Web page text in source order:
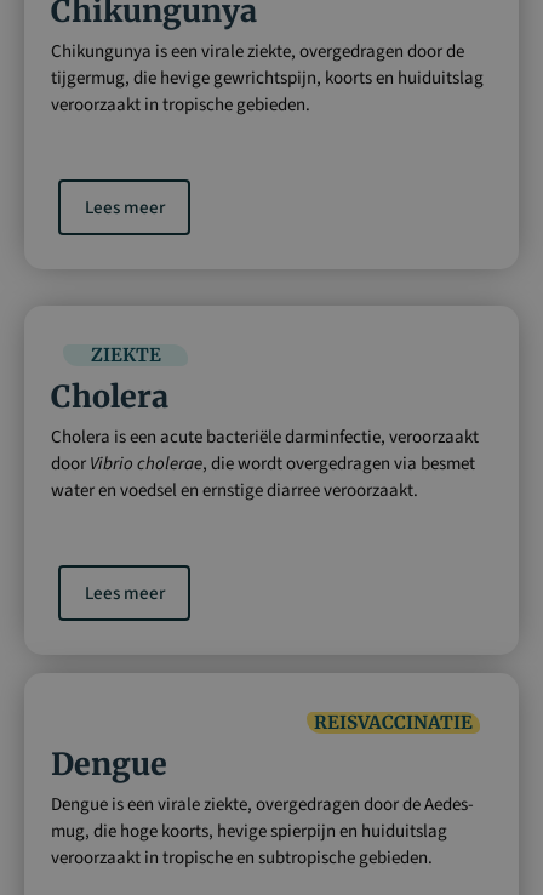
Chikungunya
Chikungunya is een virale ziekte, overgedragen door de
tijgermug, die hevige gewrichtspijn, koorts en huiduitslag
veroorzaakt in tropische gebieden.
Lees meer
ZIEKTE
Cholera
Cholera is een acute bacteriële darminfectie, veroorzaakt
doorVibrio cholerae, die wordt overgedragen via besmet
water en voedsel en ernstige diarree veroorzaakt.
Lees meer
REISVACCINATIE
Dengue
Dengue is een virale ziekte, overgedragen door de Aedes-
mug, die hoge koorts, hevige spierpijn en huiduitslag
veroorzaakt in tropische en subtropische gebieden.